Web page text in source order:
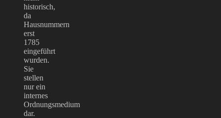
historisch,
da
Hausnummern
erst
1785
eingeführt
wurden.
Sie
stellen
nur ein
internes
Ordnungsmedium
dar.